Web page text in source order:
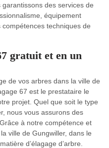
des services de
équipement
techniques de
gratuit et en un
de vos arbres dans la ville de
67 est le prestataire le
projet. Quel que soit le type
nous vous assurons des
à notre compétence et
ville de Gungwiller, dans le
d’élagage d’arbre.